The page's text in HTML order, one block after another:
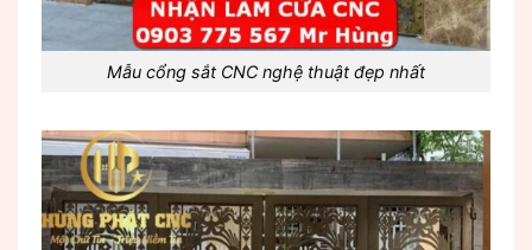
Mẫu cổng sắt CNC nghệ thuật đẹp nhất